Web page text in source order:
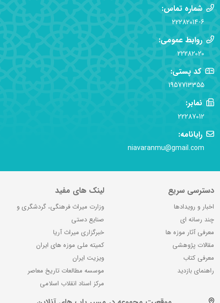
شماره تماس:
22282014-6
روابط عمومی:
22282020
کد پستی:
1957713355
نمابر:
22287012
رایانامه:
niavaranmu@gmail.com
دسترسی سریع
اخبار و رویدادها
چند رسانه ای
معرفی آثار موزه ها
مقالات پژوهشی
معرفی کتاب
راهنمای بازدید
لینک های مفید
وزارت میراث فرهنگی، گردشگری و
صنایع دستی
خبرگزاری میراث آریا
کمیته ملی موزه های ایران
ویزیت ایران
موسسه مطالعات تاریخ معاصر
مرکز اسناد انقلاب اسلامی